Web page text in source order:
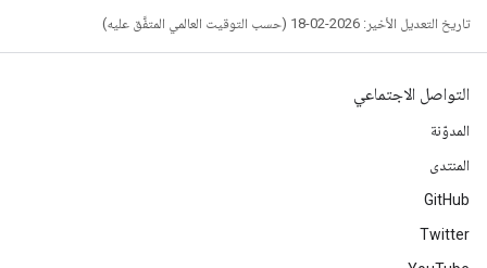
تاريخ التعديل الأخير: 2026-02-18 (حسب التوقيت العالمي المتفَّق عليه)
التواصل الاجتماعي
المدوّنة
المنتدى
GitHub
Twitter